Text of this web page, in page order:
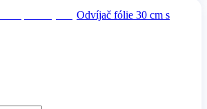
Odvíjač fólie 30 cm s